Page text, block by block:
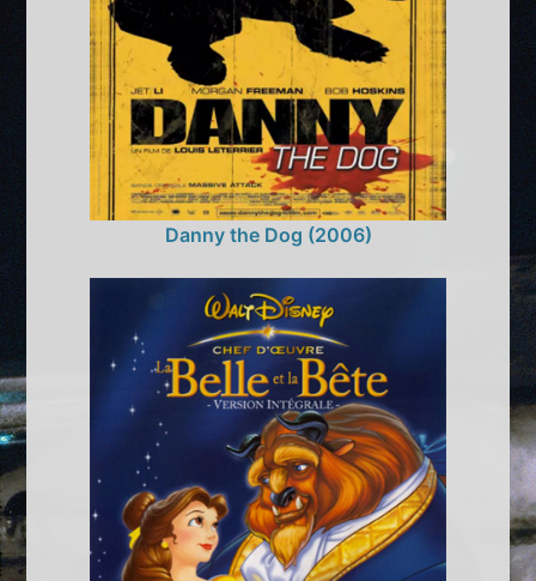
Danny the Dog (2006)